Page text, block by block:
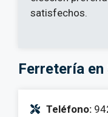
satisfechos.
Ferretería en
Teléfono: